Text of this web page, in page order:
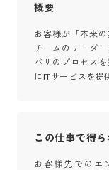
概要
お客様が「本来
チームのリーダ
バリのプロセス
にITサービスを提
この仕事で得
お客様先でのエ